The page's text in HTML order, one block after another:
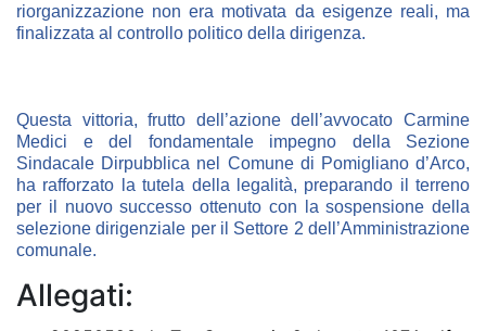
riorganizzazione non era motivata da esigenze reali, ma
finalizzata al controllo politico della dirigenza.
Questa vittoria, frutto dell’azione dell’avvocato Carmine
Medici e del fondamentale impegno della Sezione
Sindacale Dirpubblica nel Comune di Pomigliano d’Arco,
ha rafforzato la tutela della legalità, preparando il terreno
per il nuovo successo ottenuto con la sospensione della
selezione dirigenziale per il Settore 2 dell’Amministrazione
comunale.
Allegati: